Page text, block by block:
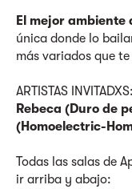
El mejor ambiente
única donde lo
más variados que
ARTISTAS INVITADXS:
Rebeca (Duro de
(Homoelectric-
Todas las salas de
ir arriba y abajo: